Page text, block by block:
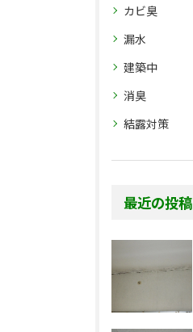
カビ臭
漏水
建築中
消臭
結露対策
最近の投稿